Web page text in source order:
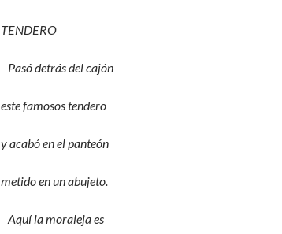
TENDERO
Pasó detrás del cajón
este famosos tendero
y acabó en el panteón
metido en un abujeto.
Aquí la moraleja es